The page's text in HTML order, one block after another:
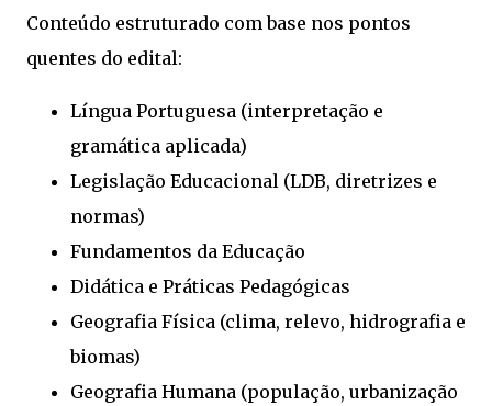
Conteúdo estruturado com base nos pontos
quentes do edital:
Língua Portuguesa (interpretação e
gramática aplicada)
Legislação Educacional (LDB, diretrizes e
normas)
Fundamentos da Educação
Didática e Práticas Pedagógicas
Geografia Física (clima, relevo, hidrografia e
biomas)
Geografia Humana (população, urbanização